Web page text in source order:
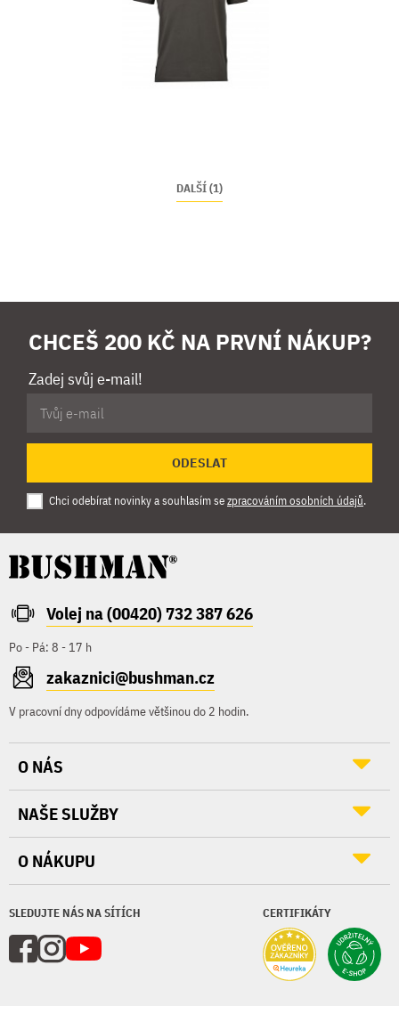
DALŠÍ (1)
CHCEŠ 200 KČ NA PRVNÍ NÁKUP?
Zadej svůj e-mail!
ODESLAT
Chci odebírat novinky a souhlasím sezpracováním osobních údajů.
Volej na (00420) 732 387 626
Po - Pá: 8 - 17 h
zakaznici@bushman.cz
V pracovní dny odpovídáme většinou do 2 hodin.
SLEDUJTE NÁS NA SÍTÍCH CERTIFIKÁTY
O NÁS
NAŠE SLUŽBY
O NÁKUPU